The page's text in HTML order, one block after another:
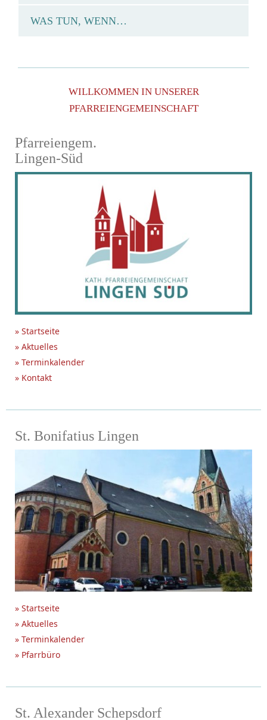
WAS TUN, WENN…
WILLKOMMEN IN UNSERER
PFARREIENGEMEINSCHAFT
Pfarreiengem.
Lingen-Süd
» Startseite
» Aktuelles
» Terminkalender
» Kontakt
St. Bonifatius Lingen
» Startseite
» Aktuelles
» Terminkalender
» Pfarrbüro
St. Alexander Schepsdorf